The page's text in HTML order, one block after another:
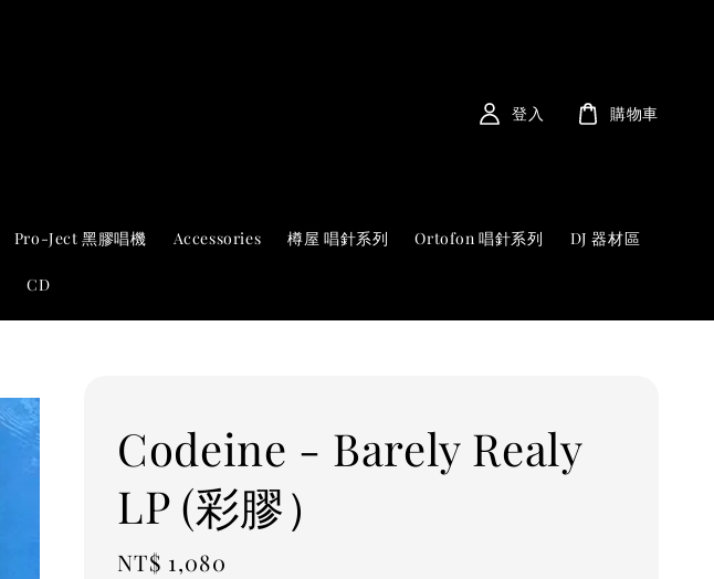
Pro-Ject 黑膠唱機 Accessories 樽屋 唱針系列 Ortofon 唱針系列 DJ 器材區
CD
登入 購物車
Codeine - Barely Realy
LP (彩膠）
Regular
NT$ 1,080